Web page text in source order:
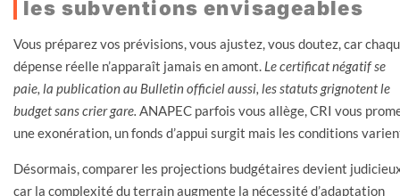
les subventions envisageables
Vous préparez vos prévisions, vous ajustez, vous doutez, car
dépense réelle n’apparaît jamais en amont. Le certificat négatif se
paie, la publication au Bulletin officiel aussi, les statuts grignotent le
budget sans crier gare. ANAPEC parfois vous allège, CRI vous
une exonération, un fonds d’appui surgit mais les conditions
Désormais, comparer les projections budgétaires devient
car la complexité du terrain augmente la nécessité d’adaptation